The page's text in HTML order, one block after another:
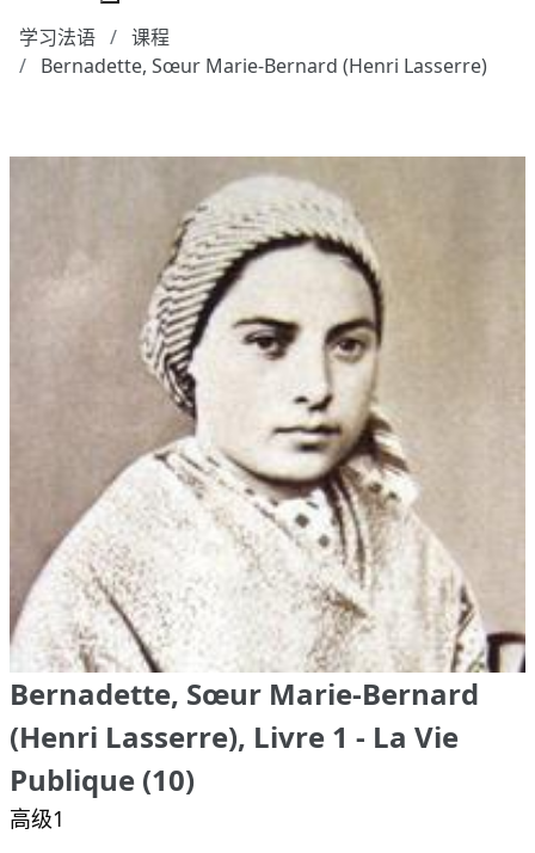
学习法语
课程
Bernadette, Sœur Marie-Bernard (Henri Lasserre)
Bernadette, Sœur Marie-Bernard
(Henri Lasserre), Livre 1 - La Vie
Publique (10)
高级1